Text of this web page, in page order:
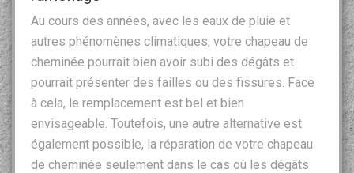
Au cours des années, avec les eaux de pluie et
autres phénomènes climatiques, votre chapeau de
cheminée pourrait bien avoir subi des dégâts et
pourrait présenter des failles ou des fissures. Face
à cela, le remplacement est bel et bien
envisageable. Toutefois, une autre alternative est
également possible, la réparation de votre chapeau
de cheminée seulement dans le cas où les dégâts